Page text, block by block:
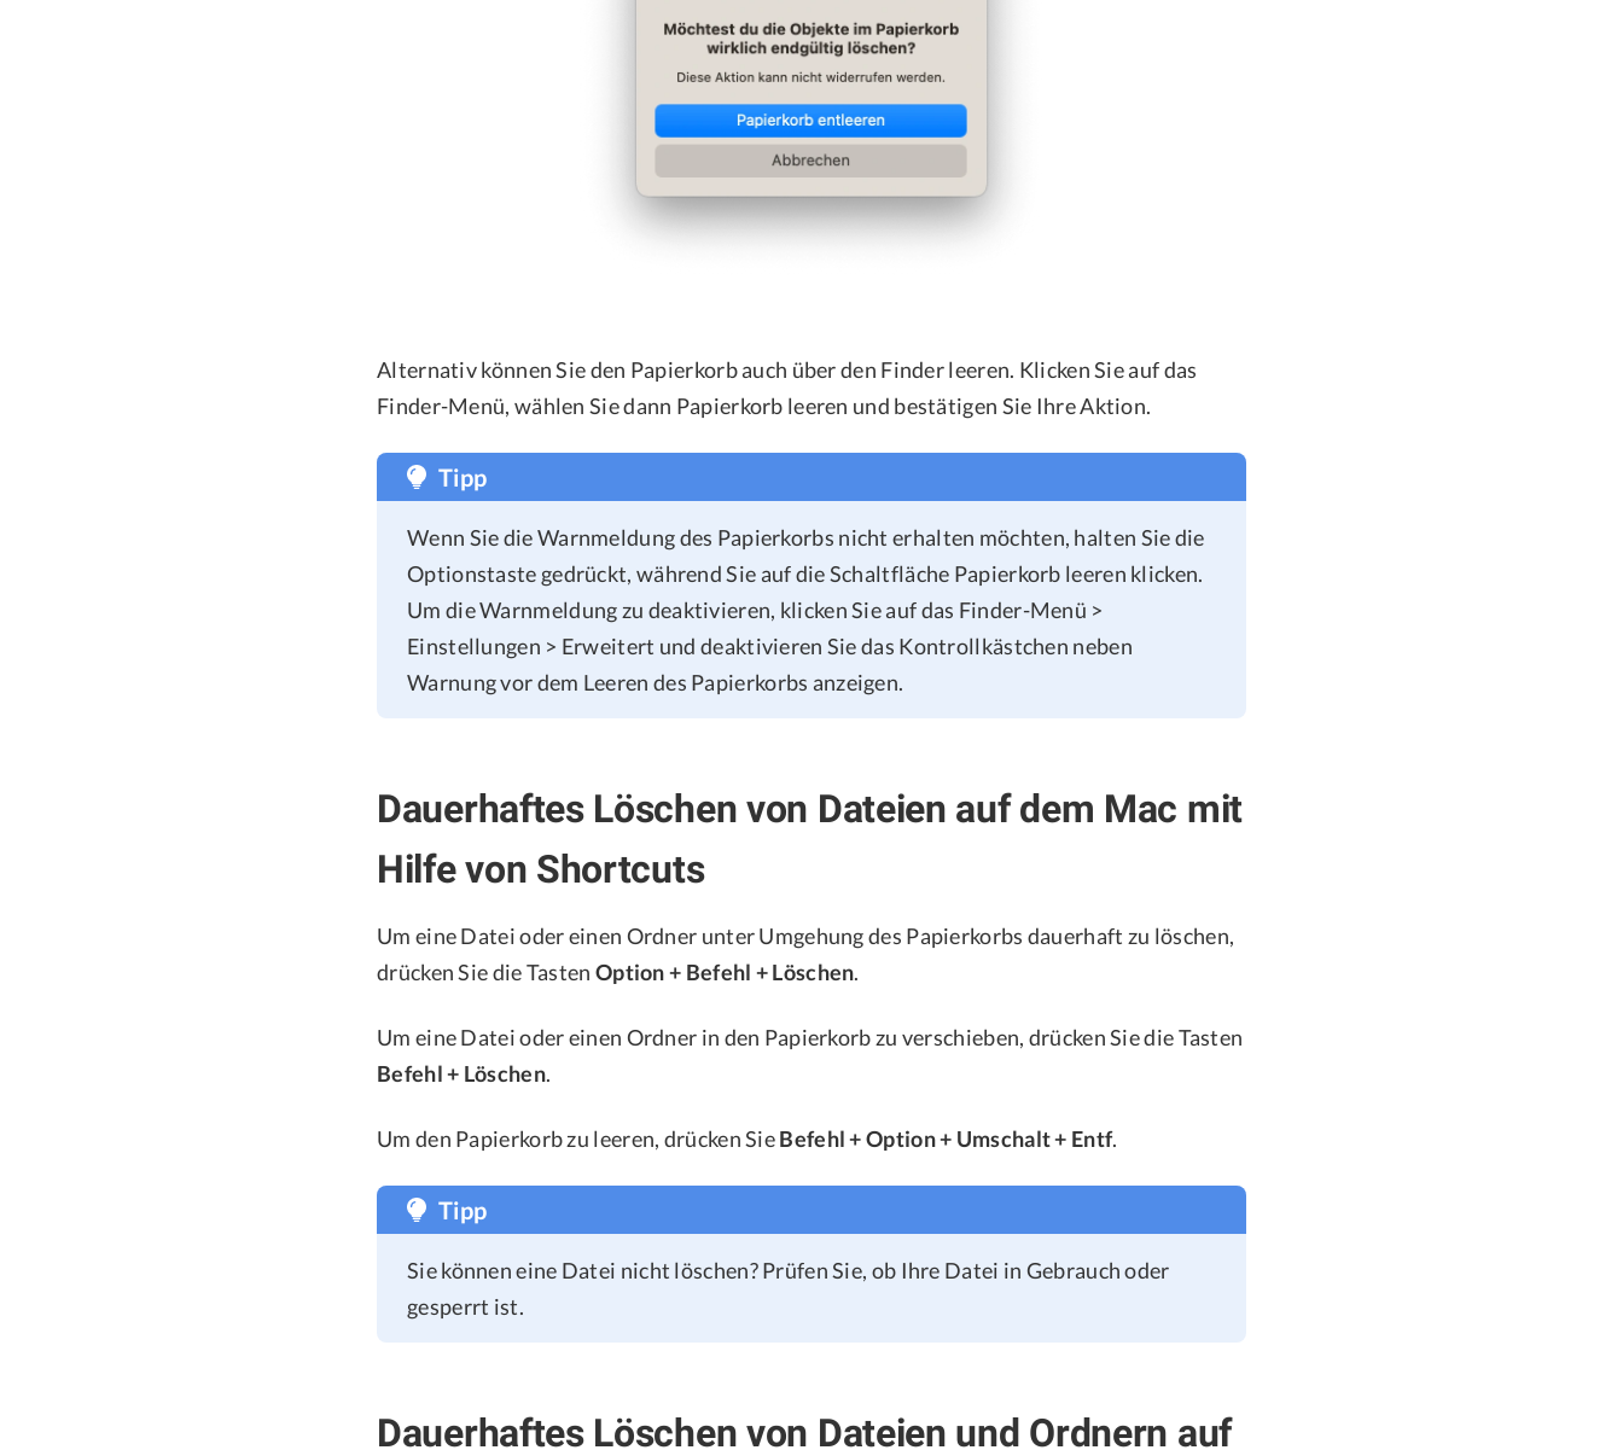
Alternativ können Sie den Papierkorb auch über den Finder leeren. Klicken Sie auf das
Finder-Menü, wählen Sie dann Papierkorb leeren und bestätigen Sie Ihre Aktion.
Tipp
Wenn Sie die Warnmeldung des Papierkorbs nicht erhalten möchten, halten Sie die
Optionstaste gedrückt, während Sie auf die Schaltfläche Papierkorb leeren klicken.
Um die Warnmeldung zu deaktivieren, klicken Sie auf das Finder-Menü >
Einstellungen > Erweitert und deaktivieren Sie das Kontrollkästchen neben
Warnung vor dem Leeren des Papierkorbs anzeigen.
Dauerhaftes Löschen von Dateien auf dem Mac mit
Hilfe von Shortcuts
Um eine Datei oder einen Ordner unter Umgehung des Papierkorbs dauerhaft zu löschen,
drücken Sie die Tasten Option + Befehl + Löschen.
Um eine Datei oder einen Ordner in den Papierkorb zu verschieben, drücken Sie die Tasten
Befehl + Löschen.
Um den Papierkorb zu leeren, drücken SieBefehl + Option + Umschalt + Entf.
Tipp
Sie können eine Datei nicht löschen? Prüfen Sie, ob Ihre Datei in Gebrauch oder
gesperrt ist.
Dauerhaftes Löschen von Dateien und Ordnern auf